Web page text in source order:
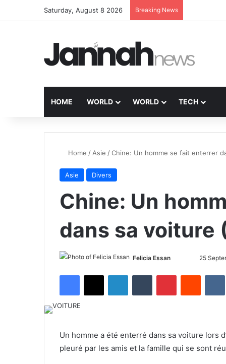
Saturday, August 8 2026 Breaking News
HOME WORLD WORLD TECH
Home / Asie /Chine: Un homme se fait enterrer
Asie Divers
Chine: Un
dans sa voiture
Felicia Essan
l d
e
25
Un homme a été enterré dans sa voiture lors
pleuré par les amis et la famille qui se sont